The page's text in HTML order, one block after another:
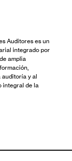
Auditores es un
integrado por
amplia
auditoría y al
integral de la